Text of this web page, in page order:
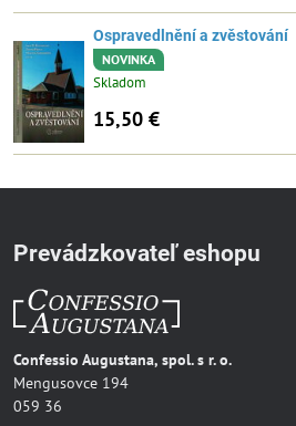
Ospravedlnění a zvěstování
NOVINKA
Skladom
15,50 €
Prevádzkovateľ eshopu
Confessio Augustana, spol. s r. o.
Mengusovce 194
059 36